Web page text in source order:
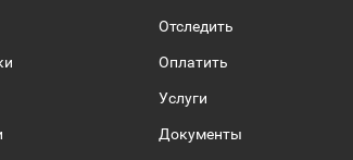
Отследить
Оплатить
Услуги
Документы